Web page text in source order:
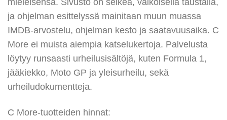
mieleisensä. Sivusto on selkeä, valkoisella taustalla,
ja ohjelman esittelyssä mainitaan muun muassa
IMDB-arvostelu, ohjelman kesto ja saatavuusaika. C
More ei muista aiempia katselukertoja. Palvelusta
löytyy runsaasti urheilusisältöjä, kuten Formula 1,
jääkiekko, Moto GP ja yleisurheilu, sekä
urheiludokumentteja.
C More-tuotteiden hinnat: